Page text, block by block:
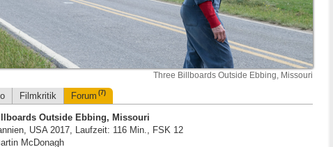
Three Billboards Outside Ebbing, Missouri
Filmkritik Forum (7)
Outside Ebbing, Missouri
USA 2017, Laufzeit: 116 Min., FSK 12
McDonagh